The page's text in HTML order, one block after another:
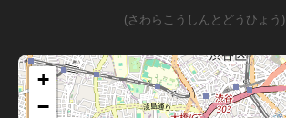
(さわらこうしんとどうひょう)
+
−